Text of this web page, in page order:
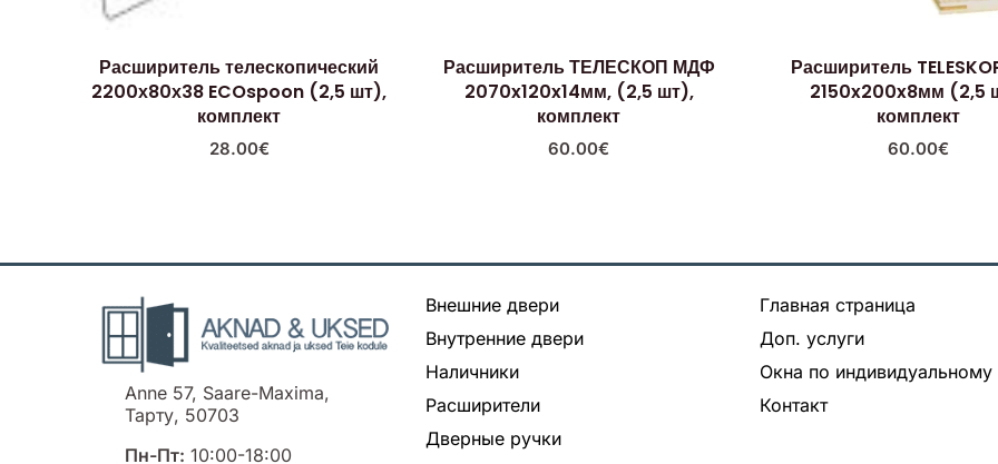
Расширитель телескопический
2200х80х38 ECOspoon (2,5 шт),
комплект
28.00€
Расширитель ТЕЛЕСКОП МДФ
2070x120x14мм, (2,5 шт),
комплект
60.00€
Расширитель
2150x200x8мм (2,5
комплект
60.00€
Anne 57, Saare-Maxima,
Тарту, 50703
Пн-Пт: 10:00-18:00
Внешние двери
Внутренние двери
Наличники
Расширители
Дверные ручки
Главная страница
Доп. услуги
Окна по индивидуальному
Контакт